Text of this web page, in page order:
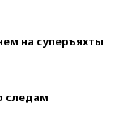
на суперъяхты
следам